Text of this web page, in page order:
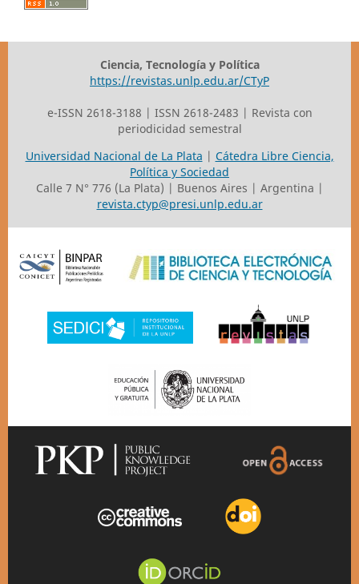
Ciencia, Tecnología y Política
https://revistas.unlp.edu.ar/CTyP
e-ISSN 2618-3188 | ISSN 2618-2483 | Revista con
periodicidad semestral
Universidad Nacional de La Plata | Cátedra Libre Ciencia,
Política y Sociedad
Calle 7 N° 776 (La Plata) | Buenos Aires | Argentina |
revista.ctyp@presi.unlp.edu.ar